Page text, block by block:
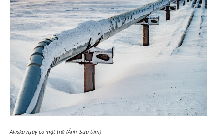
Alaska ngày có mặt trời (Ảnh: Sưu tầm)